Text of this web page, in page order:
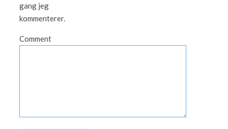
gang jeg
kommenterer.
Comment